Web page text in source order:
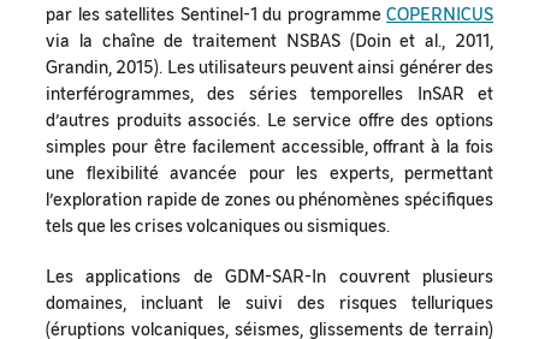
par les satellites Sentinel-1 du programme COPERNICUS
via la chaîne de traitement NSBAS (Doin et al., 2011,
Grandin, 2015). Les utilisateurs peuvent ainsi générer des
interférogrammes, des séries temporelles InSAR et
d’autres produits associés. Le service offre des options
simples pour être facilement accessible, offrant à la fois
une flexibilité avancée pour les experts, permettant
l’exploration rapide de zones ou phénomènes spécifiques
tels que les crises volcaniques ou sismiques.
Les applications de GDM-SAR-In couvrent plusieurs
domaines, incluant le suivi des risques telluriques
(éruptions volcaniques, séismes, glissements de terrain)